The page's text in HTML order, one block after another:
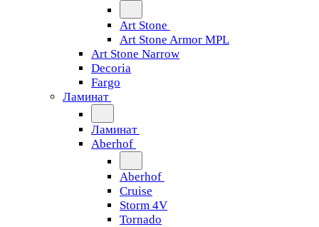
Art Stone
Art Stone Armor MPL
Art Stone Narrow
Decoria
Fargo
Ламинат
Ламинат
Aberhof
Aberhof
Cruise
Storm 4V
Tornado